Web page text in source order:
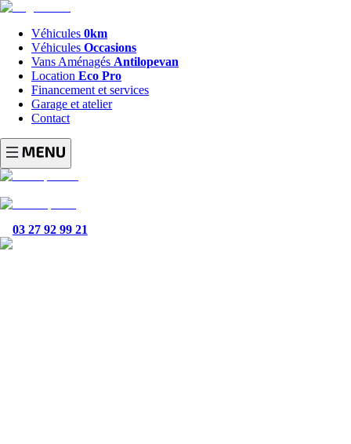
Véhicules 0km
Véhicules Occasions
Vans Aménagés Antilopevan
Location Eco Pro
Financement et services
Garage et atelier
Contact
03 27 92 99 21